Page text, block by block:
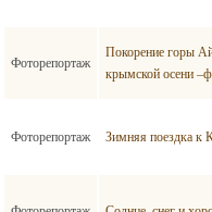
Фоторепортаж
Покорение горы
крымской осени
Фоторепортаж Зимняя поездка к